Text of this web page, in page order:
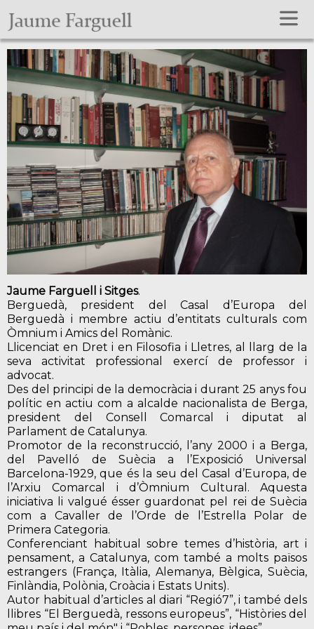
Jaume Farguell i Sitges.
Berguedà, president del Casal d’Europa del
Berguedà i membre actiu d’entitats culturals com
Òmnium i Amics del Romànic.
Llicenciat en Dret i en Filosofia i Lletres, al llarg de la
seva activitat professional exercí de professor i
advocat.
Des del principi de la democràcia i durant 25 anys fou
polític en actiu com a alcalde nacionalista de Berga,
president del Consell Comarcal i diputat al
Parlament de Catalunya.
Promotor de la reconstrucció, l’any 2000 i a Berga,
del Pavelló de Suècia a l’Exposició Universal
Barcelona-1929, que és la seu del Casal d’Europa, de
l’Arxiu Comarcal i d’Òmnium Cultural. Aquesta
iniciativa li valgué ésser guardonat pel rei de Suècia
com a Cavaller de l’Orde de l’Estrella Polar de
Primera Categoria.
Conferenciant habitual sobre temes d’història, art i
pensament, a Catalunya, com també a molts països
estrangers (França, Itàlia, Alemanya, Bèlgica, Suècia,
Finlàndia, Polònia, Croàcia i Estats Units).
Autor habitual d’articles al diari “Regió7”, i també dels
llibres “El Berguedà, ressons europeus”, “Històries del